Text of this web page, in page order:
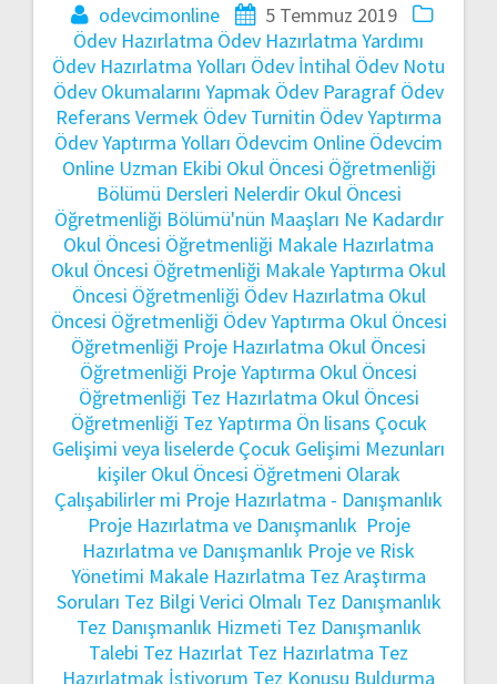
odevcimonline
5 Temmuz 2019
Ödev Hazırlatma Ödev Hazırlatma Yardımı
Ödev Hazırlatma Yolları Ödev İntihal Ödev Notu
Ödev Okumalarını Yapmak Ödev Paragraf Ödev
Referans Vermek Ödev Turnitin Ödev Yaptırma
Ödev Yaptırma Yolları Ödevcim Online Ödevcim
Online Uzman Ekibi Okul Öncesi Öğretmenliği
Bölümü Dersleri Nelerdir Okul Öncesi
Öğretmenliği Bölümü'nün Maaşları Ne Kadardır
Okul Öncesi Öğretmenliği Makale Hazırlatma
Okul Öncesi Öğretmenliği Makale Yaptırma Okul
Öncesi Öğretmenliği Ödev Hazırlatma Okul
Öncesi Öğretmenliği Ödev Yaptırma Okul Öncesi
Öğretmenliği Proje Hazırlatma Okul Öncesi
Öğretmenliği Proje Yaptırma Okul Öncesi
Öğretmenliği Tez Hazırlatma Okul Öncesi
Öğretmenliği Tez Yaptırma Ön lisans Çocuk
Gelişimi veya liselerde Çocuk Gelişimi Mezunları
kişiler Okul Öncesi Öğretmeni Olarak
Çalışabilirler mi Proje Hazırlatma - Danışmanlık
Proje Hazırlatma ve Danışmanlık Proje
Hazırlatma ve Danışmanlık Proje ve Risk
Yönetimi Makale Hazırlatma Tez Araştırma
Soruları Tez Bilgi Verici Olmalı Tez Danışmanlık
Tez Danışmanlık Hizmeti Tez Danışmanlık
Talebi Tez Hazırlat Tez Hazırlatma Tez
Hazırlatmak İstiyorum Tez Konusu Buldurma